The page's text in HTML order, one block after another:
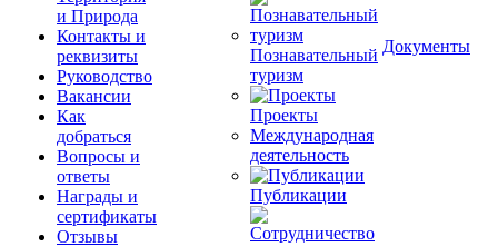
и Природа
Контакты и
реквизиты
Руководство
Вакансии
Как
добраться
Вопросы и
ответы
Награды и
сертификаты
Отзывы
Познавательный
туризм
Проекты
Международная
деятельность
Публикации
Документы